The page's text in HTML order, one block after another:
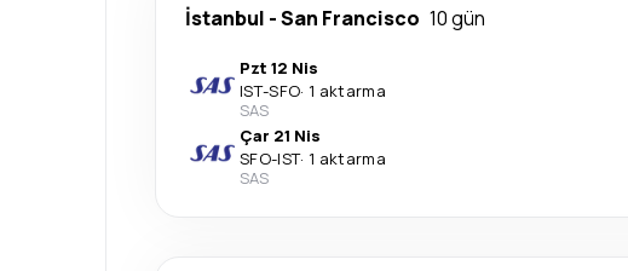
İstanbul -San Francisco 10 gün
Pzt 12 Nis
IST-SFO· 1 aktarma
SAS
Çar 21 Nis
SFO-IST· 1 aktarma
SAS